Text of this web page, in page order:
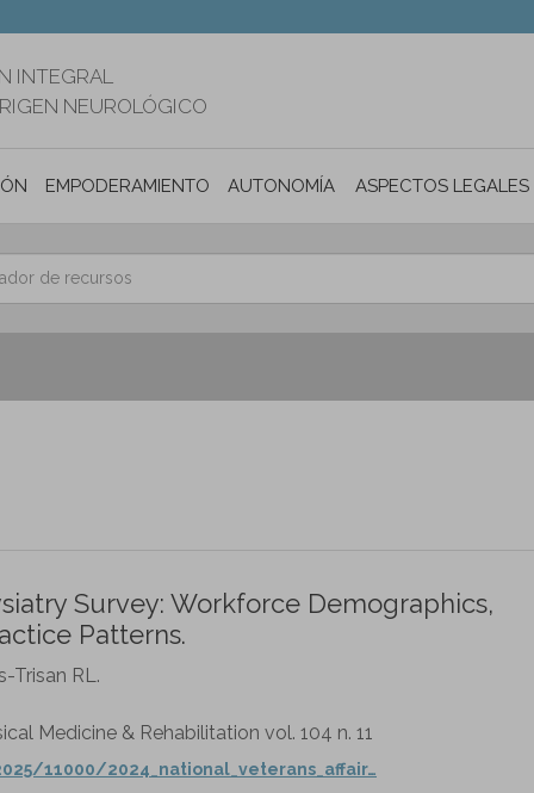
INTEGRAL
NEUROLÓGICO
EMPODERAMIENTO AUTONOMÍA PERSONAL E
ASPECTOS LEGALES
Survey: Workforce Demographics,
Patterns.
Trisan RL.
Medicine & Rehabilitation vol. 104 n. 11
11000/2024_national_veterans_affair…